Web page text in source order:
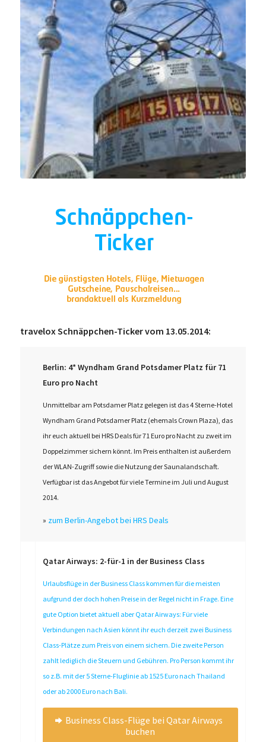
travelox Schnäppchen-Ticker vom 13.05.2014:
Berlin: 4* Wyndham Grand Potsdamer Platz für 71
Euro pro Nacht
Unmittelbar am Potsdamer Platz gelegen ist das 4 Sterne-Hotel
Wyndham Grand Potsdamer Platz (ehemals Crown Plaza), das
ihr euch aktuell bei HRS Deals für 71 Euro pro Nacht zu zweit im
Doppelzimmer sichern könnt. Im Preis enthalten ist außerdem
der WLAN-Zugriff sowie die Nutzung der Saunalandschaft.
Verfügbar ist das Angebot für viele Termine im Juli und August
2014.
» zum Berlin-Angebot bei HRS Deals
Qatar Airways: 2-für-1 in der Business Class
Urlaubsflüge in der Business Class kommen für die meisten
aufgrund der doch hohen Preise in der Regel nicht in Frage. Eine
gute Option bietet aktuell aber Qatar Airways: Für viele
Verbindungen nach Asien könnt ihr euch derzeit zwei Business
Class-Plätze zum Preis von einem sichern. Die zweite Person
zahlt lediglich die Steuern und Gebühren. Pro Person kommt ihr
so z.B. mit der 5 Sterne-Fluglinie ab 1525 Euro nach Thailand
oder ab 2000 Euro nach Bali.
Business Class-Flüge bei Qatar Airways
buchen